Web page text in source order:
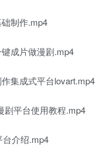
制作.mp4
成片做漫剧.mp4
集成式平台lovart.mp4
剧平台使用教程.mp4
台介绍.mp4